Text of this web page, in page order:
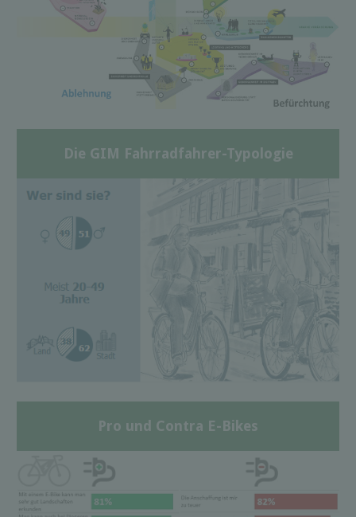
Die GIM Fahrradfahrer-Typologie
Pro und Contra E-Bikes